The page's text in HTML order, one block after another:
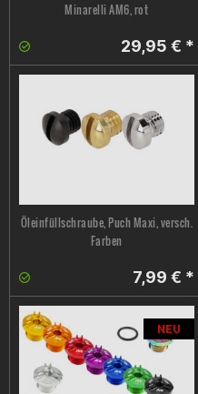
Minarelli AM6, rot
29,95 € *
Öleinfüllschraube, Puch Maxi, versch.
Farben
7,99 € *
NEU